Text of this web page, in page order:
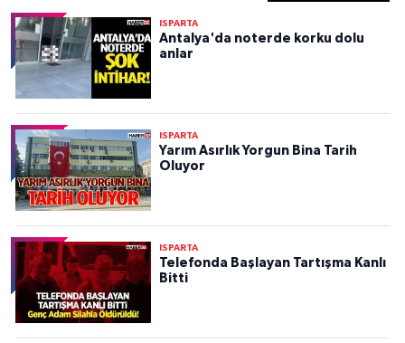
ISPARTA
Antalya'da noterde korku dolu
anlar
ISPARTA
Yarım Asırlık Yorgun Bina Tarih
Oluyor
ISPARTA
Telefonda Başlayan Tartışma Kanlı
Bitti